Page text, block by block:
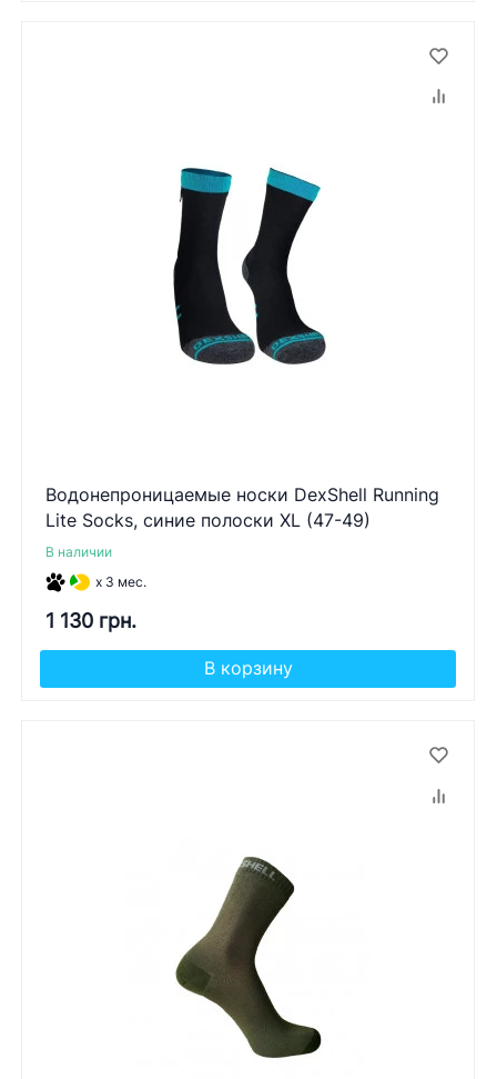
Водонепроницаемые носки DexShell Running
Lite Socks, синие полоски XL (47-49)
В наличии
x 3 мес.
1 130 грн.
В корзину